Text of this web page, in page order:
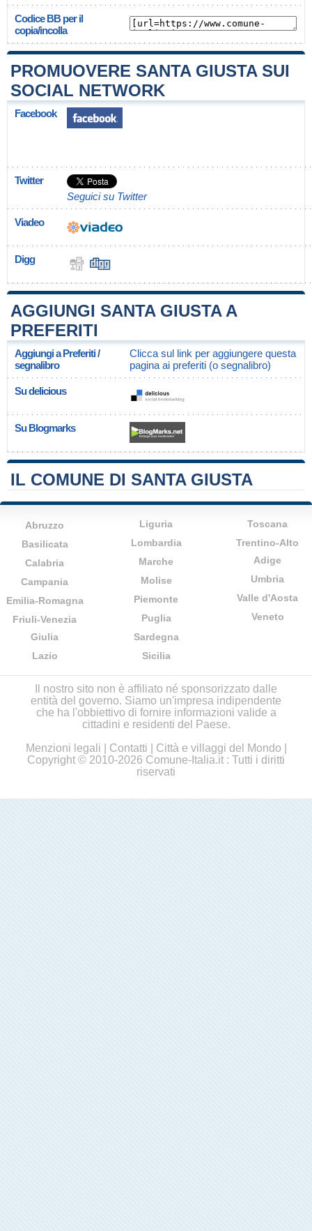
Codice BB per il
copia/incolla
PROMUOVERE SANTA GIUSTA SUI
SOCIAL NETWORK
Facebook
Twitter
Seguici su Twitter
Viadeo
Digg
AGGIUNGI SANTA GIUSTA A
PREFERITI
Aggiungi a Preferiti /
segnalibro
Clicca sul link per aggiungere questa
pagina ai preferiti (o segnalibro)
Su delicious
Su Blogmarks
IL COMUNE DI SANTA GIUSTA
Abruzzo
Basilicata
Calabria
Campania
Emilia-Romagna
Friuli-Venezia
Giulia
Lazio
Liguria
Lombardia
Marche
Molise
Piemonte
Puglia
Sardegna
Sicilia
Toscana
Trentino-Alto
Adige
Umbria
Valle d'Aosta
Veneto
Il nostro sito non è affiliato né sponsorizzato dalle
entità del governo. Siamo un'impresa indipendente
che ha l'obbiettivo di fornire informazioni valide a
cittadini e residenti del Paese.
Menzioni legali
Contatti Città e villaggi del Mondo
Copyright © 2010-2026 Comune-Italia.it : Tutti i diritti
riservati